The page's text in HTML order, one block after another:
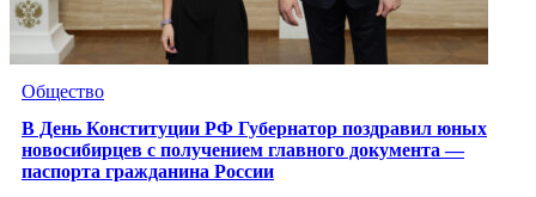
Общество
В День Конституции РФ Губернатор поздравил юных
новосибирцев с получением главного документа —
паспорта гражданина России